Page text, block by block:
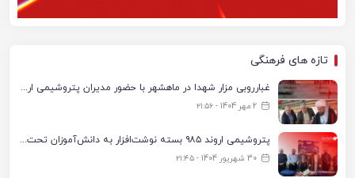
تازه های فرهنگی
غبارروبی مزار شهدا در ماهشهر با حضور مدیران پتروشیمی اروند و مسئولان شهری
2 مهر 1404 - ۲۱:۵۶
پتروشیمی اروند ۹۸۵ بسته نوشت‌افزار به دانش‌آموزان تحت پوشش کمیته امداد بندرماهشهر اهدا کرد
30 شهریور 1404 - ۲۱:۴۵